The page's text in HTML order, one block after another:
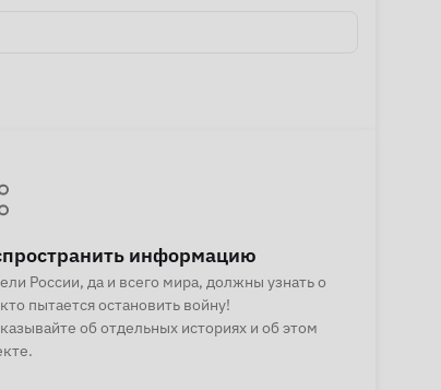
информацию
России, да и всего мира, должны узнать о
пытается остановить войну!
об отдельных историях и об этом